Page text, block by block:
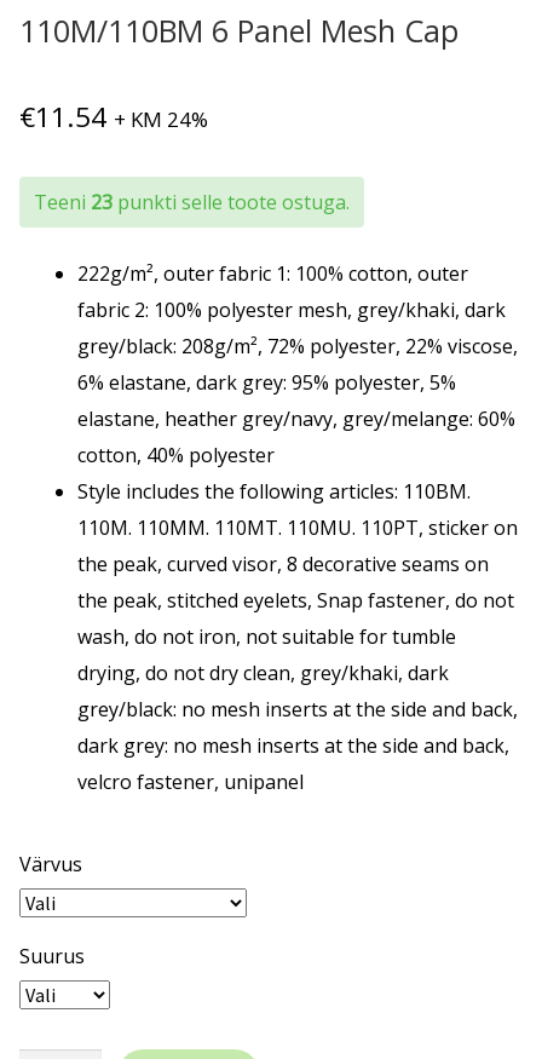
110M/110BM 6 Panel Mesh Cap
€11.54 + KM 24%
Teeni 23 punkti selle toote ostuga.
222g/m², outer fabric 1: 100% cotton, outer
fabric 2: 100% polyester mesh, grey/khaki, dark
grey/black: 208g/m², 72% polyester, 22% viscose,
6% elastane, dark grey: 95% polyester, 5%
elastane, heather grey/navy, grey/melange: 60%
cotton, 40% polyester
Style includes the following articles: 110BM.
110M. 110MM. 110MT. 110MU. 110PT, sticker on
the peak, curved visor, 8 decorative seams on
the peak, stitched eyelets, Snap fastener, do not
wash, do not iron, not suitable for tumble
drying, do not dry clean, grey/khaki, dark
grey/black: no mesh inserts at the side and back,
dark grey: no mesh inserts at the side and back,
velcro fastener, unipanel
Värvus
Suurus